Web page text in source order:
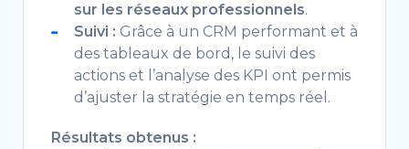
sur les réseaux professionnels.
Suivi : Grâce à un CRM performant et à
des tableaux de bord, le suivi des
actions et l’analyse des KPI ont permis
d’ajuster la stratégie en temps réel.
Résultats obtenus :